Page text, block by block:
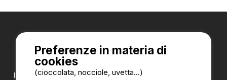
I nostri partner:
Preferenze in materia di
cookies
(cioccolata, nocciole, uvetta...)